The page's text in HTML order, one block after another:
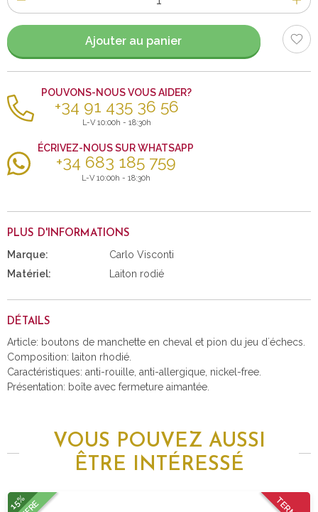
d'items
Ajouter au panier
POUVONS-NOUS VOUS AIDER?
+34 91 435 36 56
L-V 10:00h - 18:30h
ÉCRIVEZ-NOUS SUR WHATSAPP
+34 683 185 759
L-V 10:00h - 18:30h
PLUS D'INFORMATIONS
Marque:
Carlo Visconti
Matériel:
Laiton rodié
DÉTAILS
Article: boutons de manchette en cheval et pion du jeu d´échecs.
Composition: laiton rhodié.
Caractéristiques: anti-rouille, anti-allergique, nickel-free.
Présentation: boîte avec fermeture aimantée.
VOUS POUVEZ AUSSI
ÊTRE INTÉRESSÉ
15%